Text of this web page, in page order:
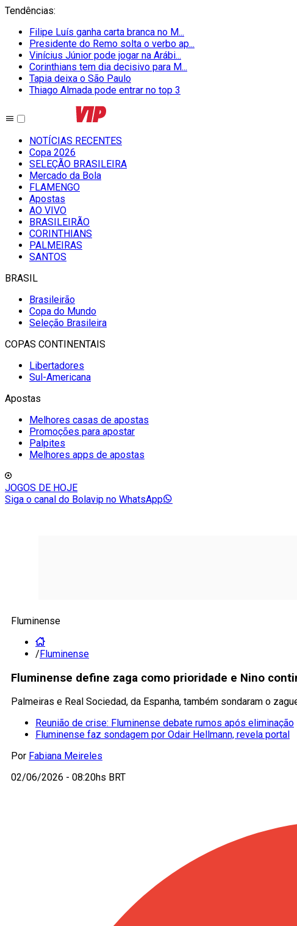
Tendências:
Filipe Luís ganha carta branca no M...
Presidente do Remo solta o verbo ap...
Vinícius Júnior pode jogar na Arábi...
Corinthians tem dia decisivo para M...
Tapia deixa o São Paulo
Thiago Almada pode entrar no top 3
NOTÍCIAS RECENTES
Copa 2026
SELEÇÃO BRASILEIRA
Mercado da Bola
FLAMENGO
Apostas
AO VIVO
BRASILEIRÃO
CORINTHIANS
PALMEIRAS
SANTOS
BRASIL
Brasileirão
Copa do Mundo
Seleção Brasileira
COPAS CONTINENTAIS
Libertadores
Sul-Americana
Apostas
Melhores casas de apostas
Promoções para apostar
Palpites
Melhores apps de apostas
JOGOS DE HOJE
Siga o canal do Bolavip no WhatsApp
Fluminense
/Fluminense
Fluminense define zaga como prioridade e Nino
Palmeiras e Real Sociedad, da Espanha, também sondaram o
Reunião de crise: Fluminense debate rumos após eliminação
Fluminense faz sondagem por Odair Hellmann, revela portal
Por Fabiana Meireles
02/06/2026 - 08:20hs BRT